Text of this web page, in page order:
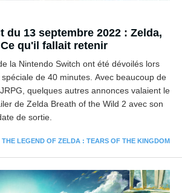
du 13 septembre 2022 : Zelda,
qu'il fallait retenir
la Nintendo Switch ont été dévoilés lors
de 40 minutes. Avec beaucoup de
quelques autres annonces valaient le
de Zelda Breath of the Wild 2 avec son
de sortie.
THE LEGEND OF ZELDA : TEARS OF THE KINGDOM